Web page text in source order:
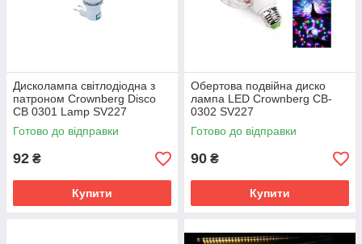
Дисколампа світлодіодна з
патроном Crownberg Disco
CB 0301 Lamp SV227
Готово до відправки
92 ₴
Купити
Обертова подвійна диско
лампа LED Crownberg CB-
0302 SV227
Готово до відправки
90 ₴
Купити